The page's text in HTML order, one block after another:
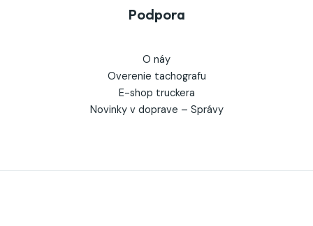
Podpora
O náy
Overenie tachografu
E-shop truckera
Novinky v doprave – Správy